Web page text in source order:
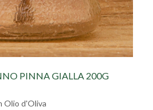
PINNA GIALLA 200G
Olio d'Oliva